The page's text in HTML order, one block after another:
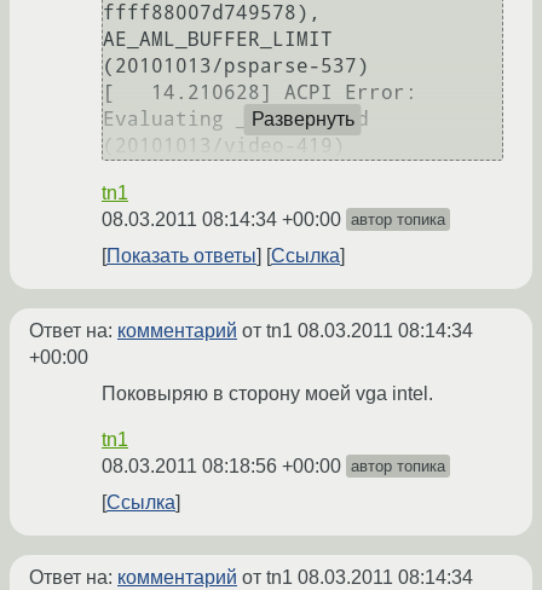
ffff88007d749578),
AE_AML_BUFFER_LIMIT
(20101013/psparse-537)
[   14.210628] ACPI Error:
Evaluating _BCM failed
Развернуть
tn1
08.03.2011 08:14:34 +00:00 автор топика
Показать ответы Ссылка
Ответ на: комментарий от tn1 08.03.2011 08:14:34
+00:00
Поковыряю в сторону моей vga intel.
tn1
08.03.2011 08:18:56 +00:00 автор топика
Ссылка
Ответ на: комментарий от tn1 08.03.2011 08:14:34